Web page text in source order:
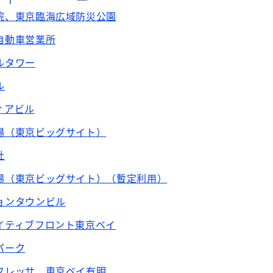
、東京臨海広域防災公園
動車営業所
タワー
アビル
東京ビッグサイト）
東京ビッグサイト）（暫定利用）
ンタウンビル
ィブフロント東京ベイ
ーク